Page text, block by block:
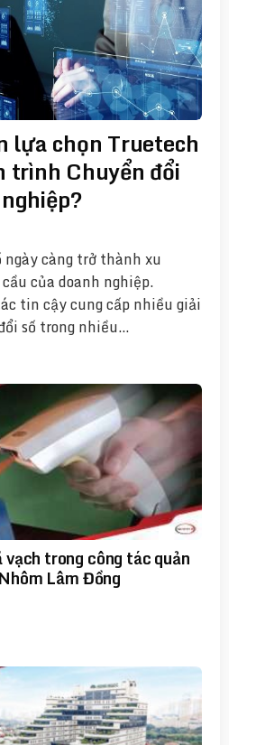
lựa chọn Truetech
trình Chuyển đổi
ngày càng trở thành xu
của doanh nghiệp.
tin cậy cung cấp nhiều giải
số trong nhiều…
vạch trong công tác quản
Lâm Đồng